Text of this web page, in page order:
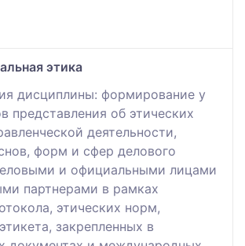
этика
дисциплины: формирование у
представления об этических
деятельности,
форм и сфер делового
и официальными лицами
партнерами в рамках
этических норм,
закрепленных в